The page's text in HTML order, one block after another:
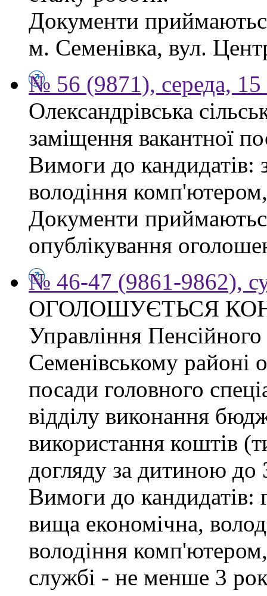
Документи
м. Семенівка, вул.
№ 56 (9871), середа,
Олександрівська
заміщення вакантної
Вимоги до кандидатів:
володіння комп'ютером,
Документи
опублікування
№ 46-47 (9861-9862),
ОГОЛОШУЄТЬСЯ
Управління
Семенівському районі
посади головного
відділу виконання
використання коштів
догляду за дитиною до
Вимоги до кандидатів:
вища економічна,
володіння
службі - не менше 3